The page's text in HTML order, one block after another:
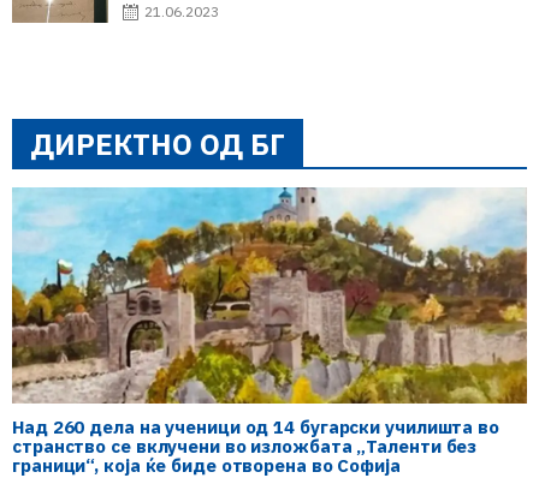
21.06.2023
ДИРЕКТНО ОД БГ
Над 260 дела на ученици од 14 бугарски училишта во
странство се вклучени во изложбата „Таленти без
граници“, која ќе биде отворена во Софија